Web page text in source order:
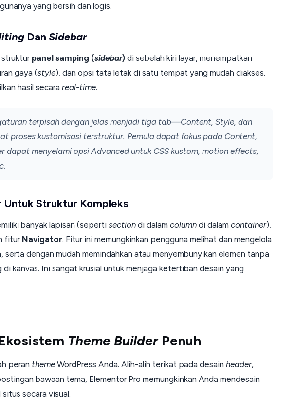
yang bersih dan logis.
Dan Sidebar
strukturpanel samping (sidebar) di sebelah kiri layar, menempatkan
gaya (style), dan opsi tata letak di satu tempat yang mudah diakses.
hasil secara real-time.
terpisah dengan jelas menjadi tiga tab—Content, Style, dan
proses kustomisasi terstruktur. Pemula dapat fokus pada Content,
dapat menyelami opsiAdvanced untuk CSS kustom, motion effects,
.
Untuk Struktur Kompleks
banyak lapisan (seperti section di dalam column di dalam container),
fiturNavigator. Fitur ini memungkinkan pengguna melihat dan mengelola
serta dengan mudah memindahkan atau menyembunyikan elemen tanpa
di kanvas. Ini sangat krusial untuk menjaga ketertiban desain yang
Theme BuilderPenuh
peran theme WordPress Anda. Alih-alih terikat pada desain header,
bawaan tema, Elementor Pro memungkinkan Anda mendesain
secara visual.